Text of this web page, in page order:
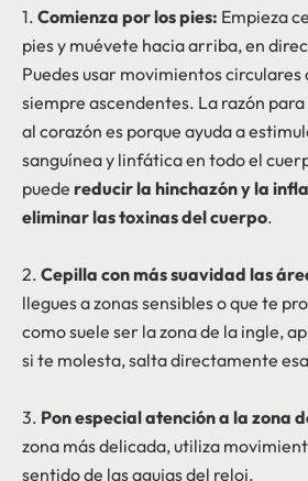
1. Comienza por los pies: Empieza
pies y muévete hacia arriba, en
Puedes usar movimientos
siempre ascendentes. La razón
al corazón es porque ayuda a
sanguínea y linfática en todo el
puede reducir la hinchazón y la
eliminar las toxinas del cuerpo.
2. Cepilla con más suavidad las
llegues a zonas sensibles o que te
como suele ser la zona de la ingle,
si te molesta, salta directamente
3. Pon especial atención a la zona
zona más delicada, utiliza
sentido de las agujas del reloj.